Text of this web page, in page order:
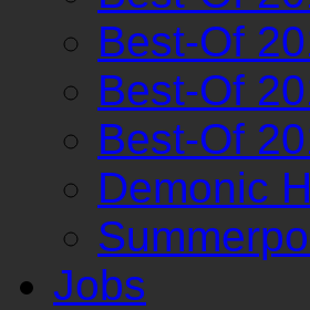
Best-Of
Best-Of
Best-Of
Demonic
Jobs